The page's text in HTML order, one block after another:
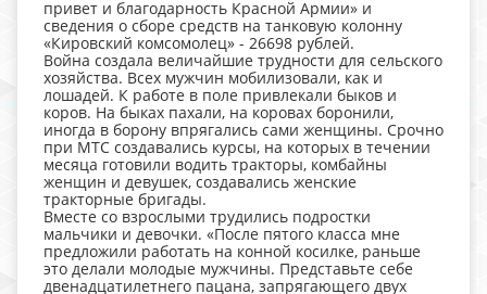
привет и благодарность Красной Армии» и
сведения о сборе средств на танковую колонну
«Кировский комсомолец» - 26698 рублей.
Война создала величайшие трудности для сельского
хозяйства. Всех мужчин мобилизовали, как и
лошадей. К работе в поле привлекали быков и
коров. На быках пахали, на коровах боронили,
иногда в борону впрягались сами женщины. Срочно
при МТС создавались курсы, на которых в течении
месяца готовили водить тракторы, комбайны
женщин и девушек, создавались женские
тракторные бригады.
Вместе со взрослыми трудились подростки
мальчики и девочки. «После пятого класса мне
предложили работать на конной косилке, раньше
это делали молодые мужчины. Представьте себе
двенадцатилетнего пацана, запрягающего двух